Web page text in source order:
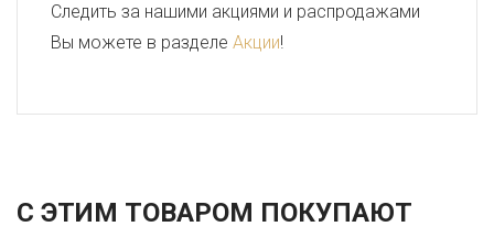
Следить за нашими акциями и распродажами
Вы можете в разделе Акции!
С ЭТИМ ТОВАРОМ ПОКУПАЮТ